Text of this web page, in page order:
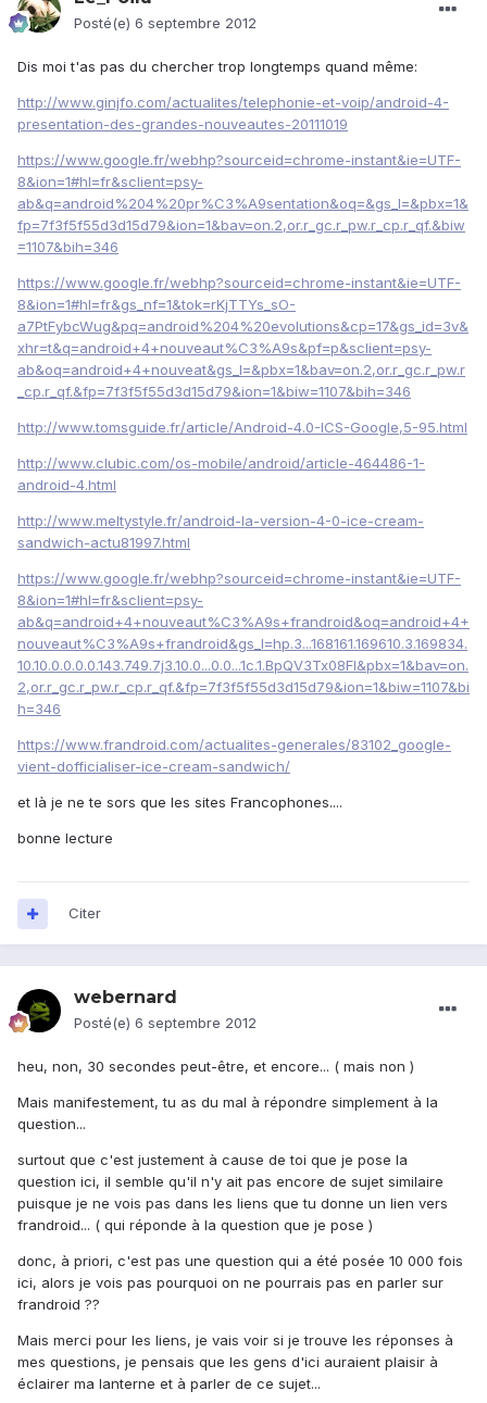
Posté(e) 6 septembre 2012
Dis moi t'as pas du chercher trop longtemps quand même:
http://www.ginjfo.com/actualites/telephonie-et-voip/android-4-
presentation-des-grandes-nouveautes-20111019
https://www.google.fr/webhp?sourceid=chrome-instant&ie=UTF-
8&ion=1#hl=fr&sclient=psy-
ab&q=android%204%20pr%C3%A9sentation&oq=&gs_l=&pbx=1&
fp=7f3f5f55d3d15d79&ion=1&bav=on.2,or.r_gc.r_pw.r_cp.r_qf.&biw
=1107&bih=346
https://www.google.fr/webhp?sourceid=chrome-instant&ie=UTF-
8&ion=1#hl=fr&gs_nf=1&tok=rKjTTYs_sO-
a7PtFybcWug&pq=android%204%20evolutions&cp=17&gs_id=3v&
xhr=t&q=android+4+nouveaut%C3%A9s&pf=p&sclient=psy-
ab&oq=android+4+nouveat&gs_l=&pbx=1&bav=on.2,or.r_gc.r_pw.r
_cp.r_qf.&fp=7f3f5f55d3d15d79&ion=1&biw=1107&bih=346
http://www.tomsguide.fr/article/Android-4.0-ICS-Google,5-95.html
http://www.clubic.com/os-mobile/android/article-464486-1-
android-4.html
http://www.meltystyle.fr/android-la-version-4-0-ice-cream-
sandwich-actu81997.html
https://www.google.fr/webhp?sourceid=chrome-instant&ie=UTF-
8&ion=1#hl=fr&sclient=psy-
ab&q=android+4+nouveaut%C3%A9s+frandroid&oq=android+4+
nouveaut%C3%A9s+frandroid&gs_l=hp.3...168161.169610.3.169834.
10.10.0.0.0.0.143.749.7j3.10.0...0.0...1c.1.BpQV3Tx08FI&pbx=1&bav=on.
2,or.r_gc.r_pw.r_cp.r_qf.&fp=7f3f5f55d3d15d79&ion=1&biw=1107&bi
h=346
https://www.frandroid.com/actualites-generales/83102_google-
vient-dofficialiser-ice-cream-sandwich/
et là je ne te sors que les sites Francophones....
bonne lecture
Citer
webernard
Posté(e) 6 septembre 2012
heu, non, 30 secondes peut-être, et encore... ( mais non )
Mais manifestement, tu as du mal à répondre simplement à la
question...
surtout que c'est justement à cause de toi que je pose la
question ici, il semble qu'il n'y ait pas encore de sujet similaire
puisque je ne vois pas dans les liens que tu donne un lien vers
frandroid... ( qui réponde à la question que je pose )
donc, à priori, c'est pas une question qui a été posée 10 000 fois
ici, alors je vois pas pourquoi on ne pourrais pas en parler sur
frandroid ??
Mais merci pour les liens, je vais voir si je trouve les réponses à
mes questions, je pensais que les gens d'ici auraient plaisir à
éclairer ma lanterne et à parler de ce sujet...